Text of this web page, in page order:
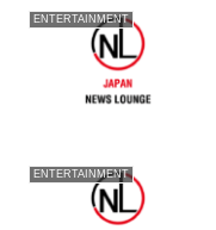
ENTERTAINMENT
ENTERTAINMENT